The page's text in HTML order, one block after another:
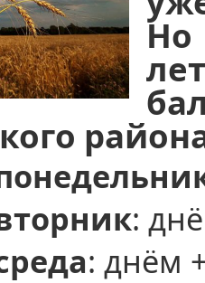
Но
:
: днём